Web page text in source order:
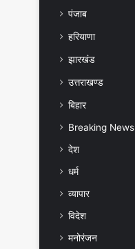
पंजाब
हरियाणा
झारखंड
उत्तराखण्ड
बिहार
Breaking News
देश
धर्म
व्यापार
विदेश
मनोरंजन